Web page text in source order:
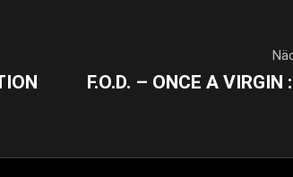
F.O.D. – ONCE A VIRGIN